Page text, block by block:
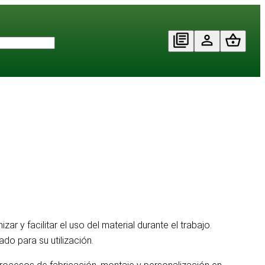
y facilitar el uso del material durante el trabajo.
para su utilización.